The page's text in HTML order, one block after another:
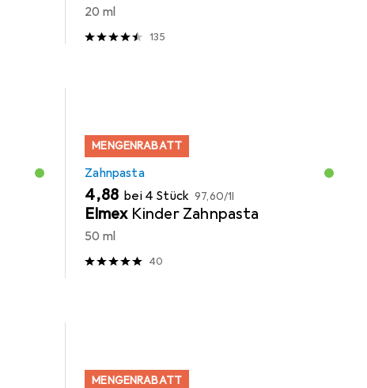
20 ml
135
MENGENRABATT
Zahnpasta
EUR
4,88 bei 4 Stück EUR
97,60/1l
Elmex Kinder Zahnpasta
50 ml
40
MENGENRABATT